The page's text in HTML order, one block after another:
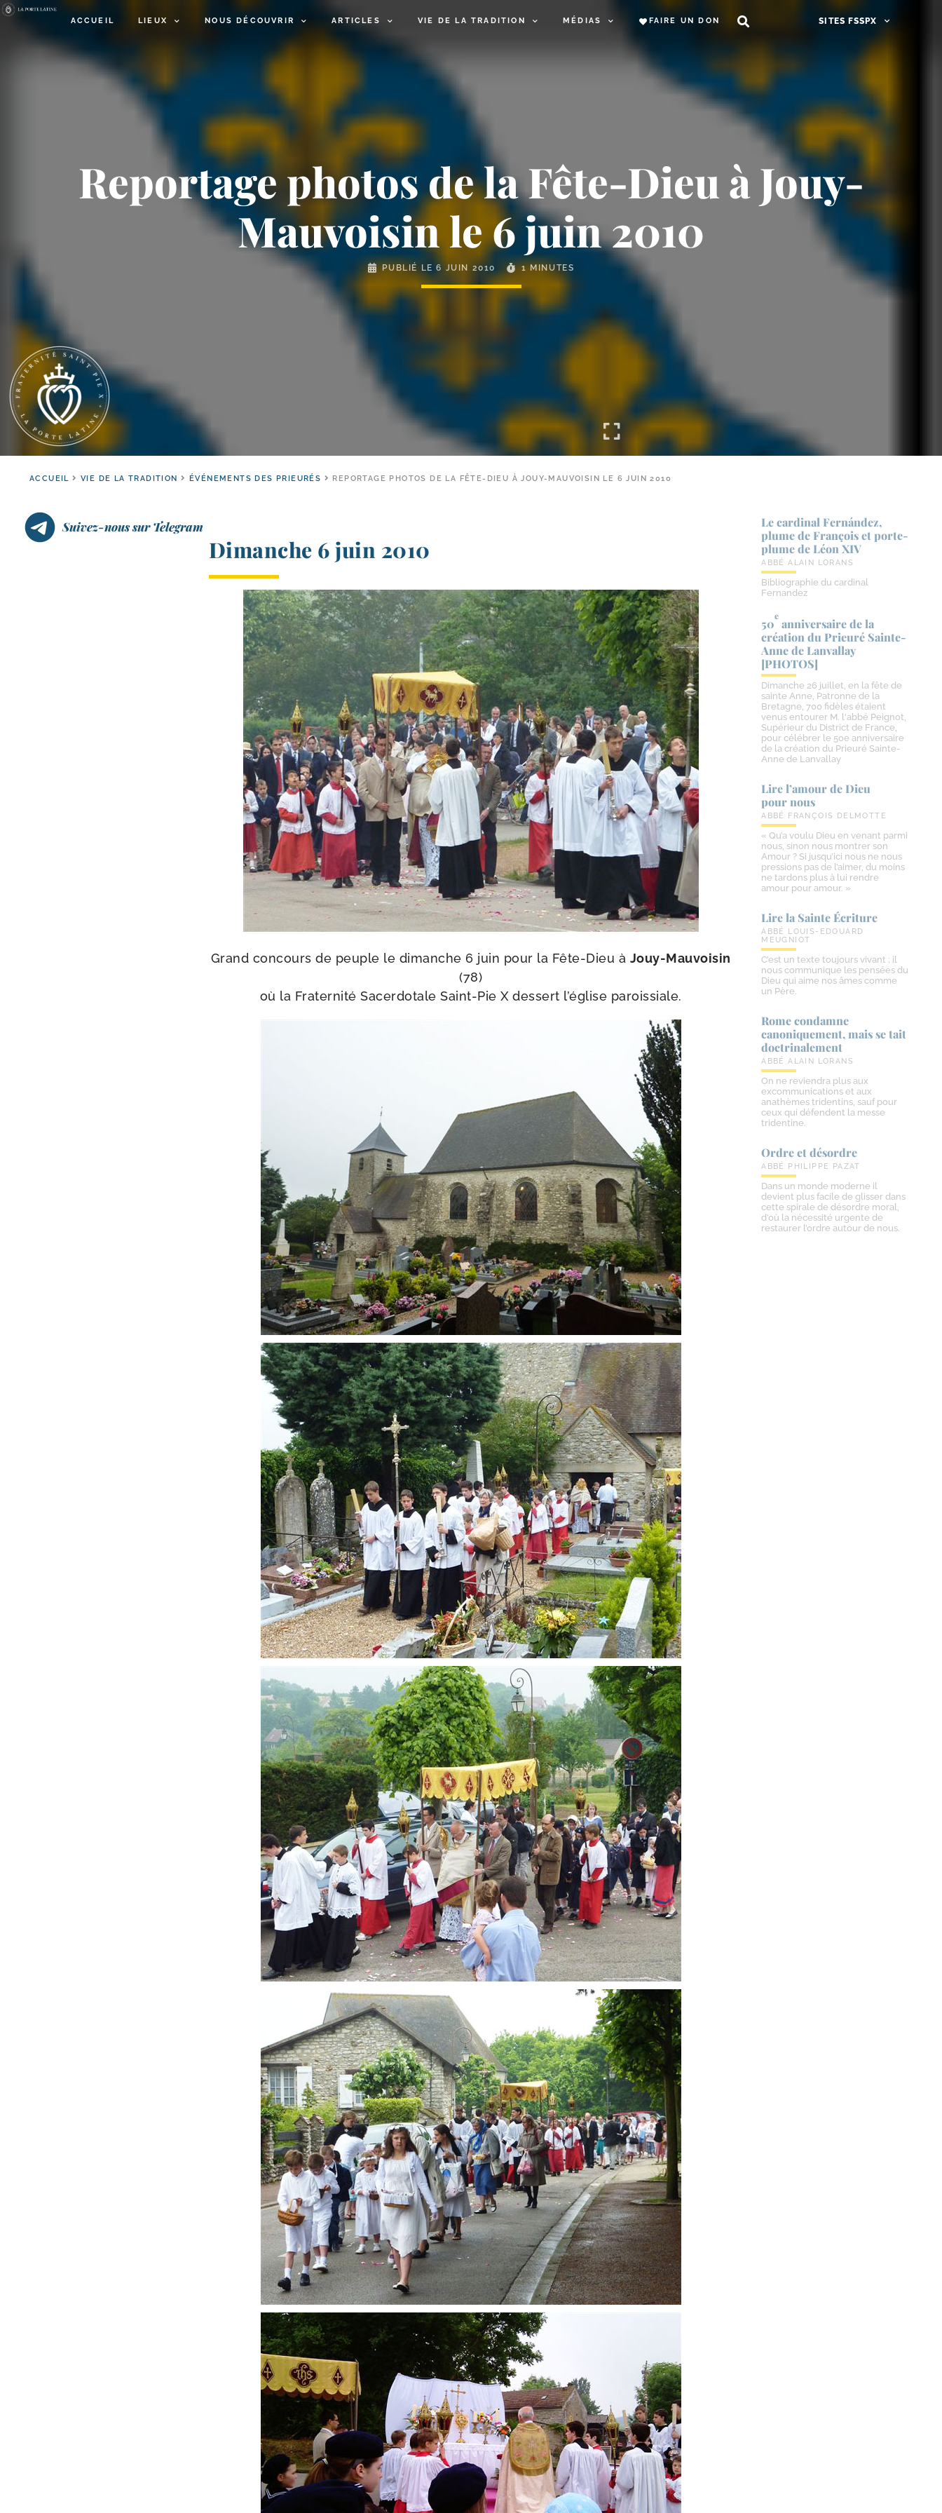
ACCUEIL LIEUX NOUS DÉCOUVRIR ARTICLES VIE DE LA TRADITION MÉDIAS FAIRE UN DON SITES FSSPX
Reportage photos de la Fête-​Dieu à Jouy-​
Mauvoisin le 6 juin 2010
PUBLIÉ LE6 JUIN 2010 1 MINUTES
ACCUEIL VIE DE LA TRADITION ÉVÉNEMENTS DES PRIEURÉS REPORTAGE PHOTOS DE LA FÊTE-DIEU À JOUY-MAUVOISIN LE 6 JUIN 2010
Suivez-nous sur Telegram
Dimanche 6 juin 2010
Grand concours de peuple le dimanche 6 juin pour la Fête-​Dieu à Jouy-​Mauvoisin
(78)
où la Fraternité Sacerdotale Saint-​Pie X des­sert l’é­glise paroissiale.
Le cardinal Fernández,
plume de François et porte-​
plume de Léon XIV
ABBÉ ALAIN LORANS
Bibliographie du cardinal
Fernandez
50
e
anniversaire de la
création du Prieuré Sainte-​
Anne de Lanvallay
[PHOTOS]
Dimanche 26 juillet, en la fête de
sainte Anne, Patronne de la
Bretagne, 700 fidèles étaient
venus entourer M. l'abbé Peignot,
Supérieur du District de France,
pour célébrer le 50e anniversaire
de la création du Prieuré Sainte-
Anne de Lanvallay
Lire l’amour de Dieu
pour nous
ABBÉ FRANÇOIS DELMOTTE
« Qu’a voulu Dieu en venant parmi
nous, sinon nous montrer son
Amour ? Si jusqu’ici nous ne nous
pressions pas de l’aimer, du moins
ne tardons plus à lui rendre
amour pour amour. »
Lire la Sainte Écriture
ABBÉ LOUIS-EDOUARD
MEUGNIOT
C’est un texte toujours vivant ; il
nous communique les pensées du
Dieu qui aime nos âmes comme
un Père.
Rome condamne
canoniquement, mais se tait
doctrinalement
ABBÉ ALAIN LORANS
On ne reviendra plus aux
excommunications et aux
anathèmes tridentins, sauf pour
ceux qui défendent la messe
tridentine.
Ordre et désordre
ABBÉ PHILIPPE PAZAT
Dans un monde moderne il
devient plus facile de glisser dans
cette spirale de désordre moral,
d’où la nécessité urgente de
restaurer l’ordre autour de nous.